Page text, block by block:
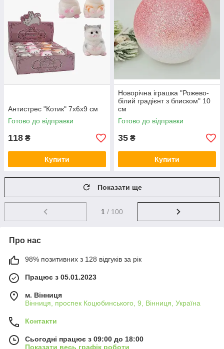
Антистрес "Котик" 7х6х9 см
Готово до відправки
118 ₴
Купити
Новорічна іграшка "Рожево-
білий градієнт з блиском" 10
см
Готово до відправки
35 ₴
Купити
Показати ще
1 / 100
Про нас
98% позитивних з 128 відгуків за рік
Працює з 05.01.2023
м. Вінниця
Вінниця, проспек Коцюбинського, 9, Вінниця, Україна
Контакти
Сьогодні працює з 09:00 до 18:00
Показати весь графік роботи